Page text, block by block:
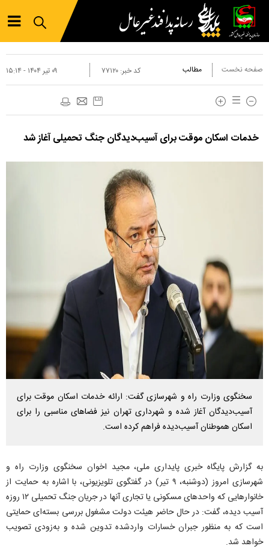
صفحه نخست مطالب ۰۹ تير ۱۴۰۴ - ۱۵:۱۴ کد خبر: ۷۷۱۲۰
خدمات اسکان موقت برای آسیب‌دیدگان جنگ تحمیلی آغاز شد
سخنگوی وزارت راه و شهرسازی گفت: ارائه خدمات اسکان موقت برای
آسیب‌دیدگان آغاز شده و شهرداری تهران نیز فضا‌های مناسبی را برای
اسکان هموطنان آسیب‌دیده فراهم کرده است.
به گزارش پایگاه خبری پایداری ملی، مجید اخوان سخنگوی وزارت راه و
شهرسازی امروز (دوشنبه، ۹ تیر) در گفتگوی تلویزیونی، با اشاره به حمایت از
خانوار‌هایی که واحد‌های مسکونی یا تجاری آنها در جریان جنگ تحمیلی ۱۲ روزه
آسیب دیده، گفت: در حال حاضر هیئت دولت مشغول بررسی بسته‌ای حمایتی
است که به منظور جبران خسارات واردشده تدوین شده و به‌زودی تصویب
خواهد شد.